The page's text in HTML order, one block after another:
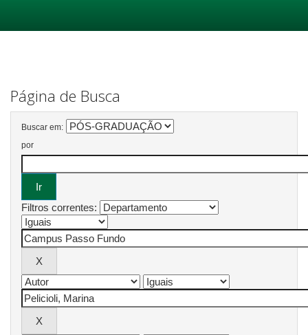
Página de Busca
Buscar em:
por
Filtros correntes: